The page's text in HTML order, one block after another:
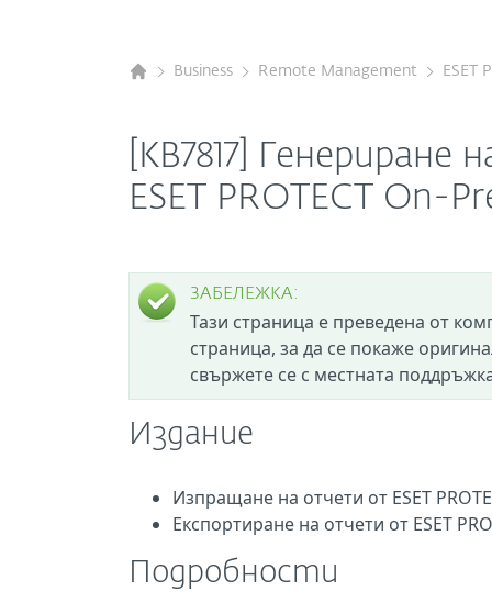
Business Remote Management ESET
[KB7817]
ESET PROTECT On-
ЗАБЕЛЕЖКА:
Тази страница е преведена от
страница, за да се покаже
свържете се с местната
Издание
Изпращане на отчети от ESET
Експортиране на отчети от ESET
Подробности